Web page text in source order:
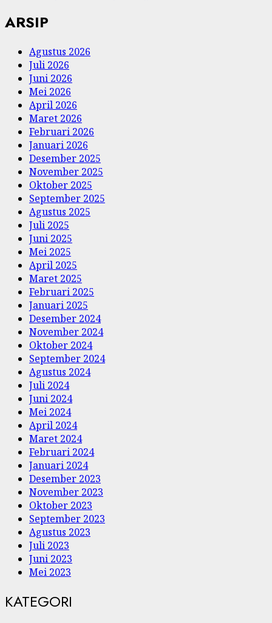
ARSIP
Agustus 2026
Juli 2026
Juni 2026
Mei 2026
April 2026
Maret 2026
Februari 2026
Januari 2026
Desember 2025
November 2025
Oktober 2025
September 2025
Agustus 2025
Juli 2025
Juni 2025
Mei 2025
April 2025
Maret 2025
Februari 2025
Januari 2025
Desember 2024
November 2024
Oktober 2024
September 2024
Agustus 2024
Juli 2024
Juni 2024
Mei 2024
April 2024
Maret 2024
Februari 2024
Januari 2024
Desember 2023
November 2023
Oktober 2023
September 2023
Agustus 2023
Juli 2023
Juni 2023
Mei 2023
KATEGORI